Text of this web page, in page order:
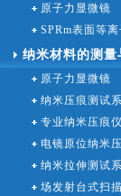
原子力显微镜
SPRm表面等
纳米材料的测量
原子力显微镜
纳米压痕测试
专业纳米压痕仪
电镜原位纳米
纳米拉伸测试
场发射台式扫